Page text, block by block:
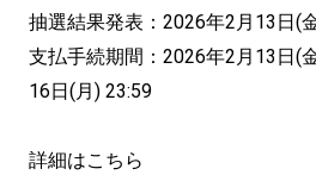
抽選結果発表：2026年2月13日(
支払手続期間：2026年2月13日(
16日(月) 23:59
詳細はこちら